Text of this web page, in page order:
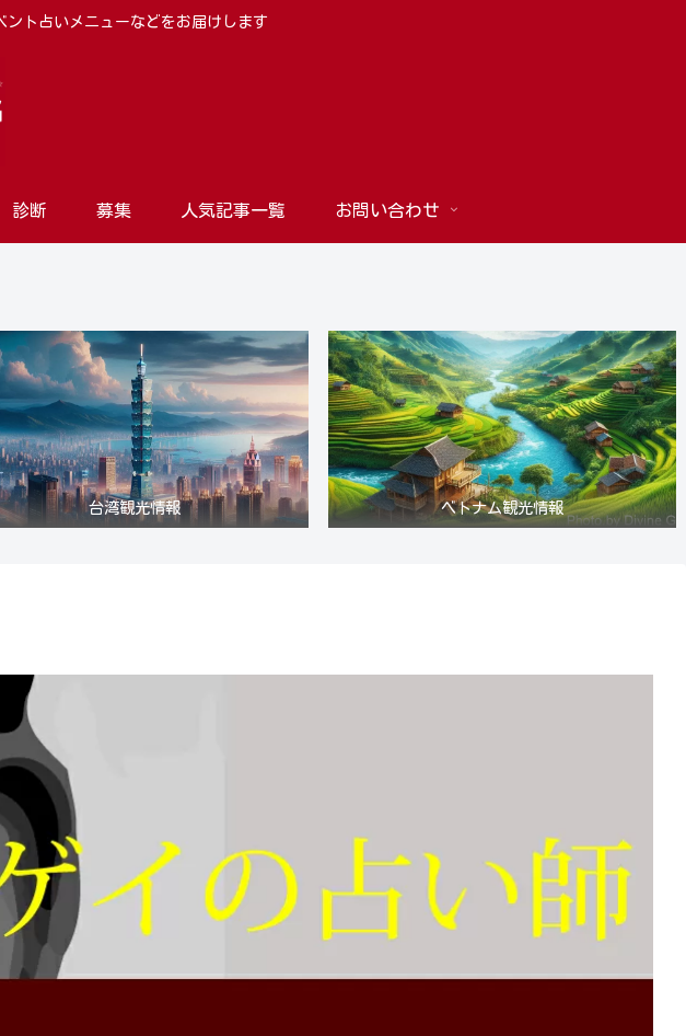
ント占いメニューなどをお届けします
診断 募集 人気記事一覧 お問い合わせ
台湾観光情報 ベトナム観光情報